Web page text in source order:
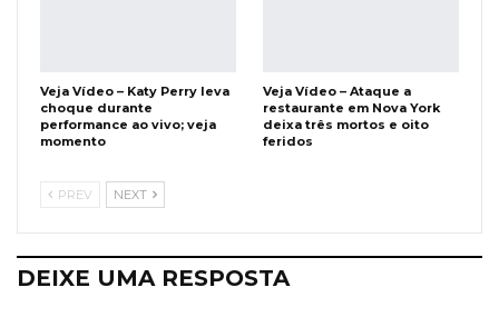
Veja Vídeo – Katy Perry leva
choque durante
performance ao vivo; veja
momento
Veja Vídeo – Ataque a
restaurante em Nova York
deixa três mortos e oito
feridos
PREV NEXT
DEIXE UMA RESPOSTA